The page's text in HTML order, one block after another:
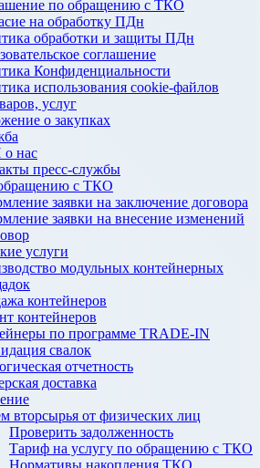
по обращению с ТКО
на обработку ПДн
обработки и защиты ПДн
соглашение
Конфиденциальности
использования cookie-файлов
услуг
о закупках
нас
пресс-службы
с ТКО
заявки на заключение договора
заявки на внесение изменений
услуги
модульных контейнерных
контейнеров
контейнеров
по программе TRADE-IN
свалок
отчетность
доставка
вторсырья от физических лиц
Проверить задолженность
Тариф на услугу по обращению с ТКО
Нормативы накопления ТКО